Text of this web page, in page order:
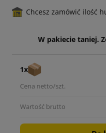
Chcesz zamówić ilość
W pakiecie taniej.
1x